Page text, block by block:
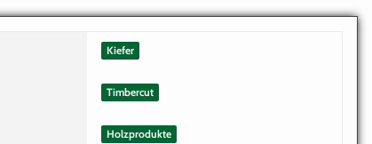
Kiefer
Timbercut
Holzprodukte